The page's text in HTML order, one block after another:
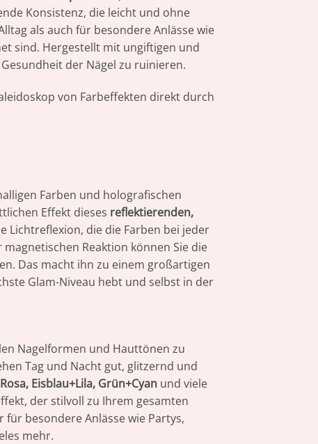
Konsistenz, die leicht und ohne
als auch für besondere Anlässe wie
sind. Hergestellt mit ungiftigen und
der Nägel zu ruinieren.
von Farbeffekten direkt durch
Farben und holografischen
Effekt dieses reflektierenden,
Lichtreflexion, die die Farben bei jeder
Reaktion können Sie die
Das macht ihn zu einem großartigen
Glam-Niveau hebt und selbst in der
Nagelformen und Hauttönen zu
Tag und Nacht gut, glitzernd und
Eisblau+Lila, Grün+Cyan und viele
der stilvoll zu Ihrem gesamten
besondere Anlässe wie Partys,
mehr.